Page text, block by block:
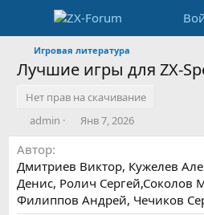
Игровая литература
Лучшие игры для ZX-
Нет прав на скачивание
А
в
т
о
admin
Д
а
а
о
з
Янв 7, 2026
Автор
Дмитриев Виктор, Кужелев
Денис, Ролич Сергей,Соколов
Филиппов Андрей, Чечиков